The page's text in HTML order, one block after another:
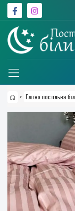
> Елітна постільна